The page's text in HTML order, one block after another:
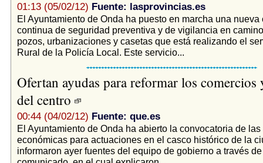
01:13 (05/02/12) Fuente: lasprovincias.es
El Ayuntamiento de Onda ha puesto en marcha una nueva
continua de seguridad preventiva y de vigilancia en
pozos, urbanizaciones y casetas que está realizando el
Rural de la Policía Local. Este servicio...
Ofertan ayudas para reformar los comercios
del centro
00:44 (04/02/12) Fuente: que.es
El Ayuntamiento de Onda ha abierto la convocatoria de las
económicas para actuaciones en el casco histórico de la
informaron ayer fuentes del equipo de gobierno a través